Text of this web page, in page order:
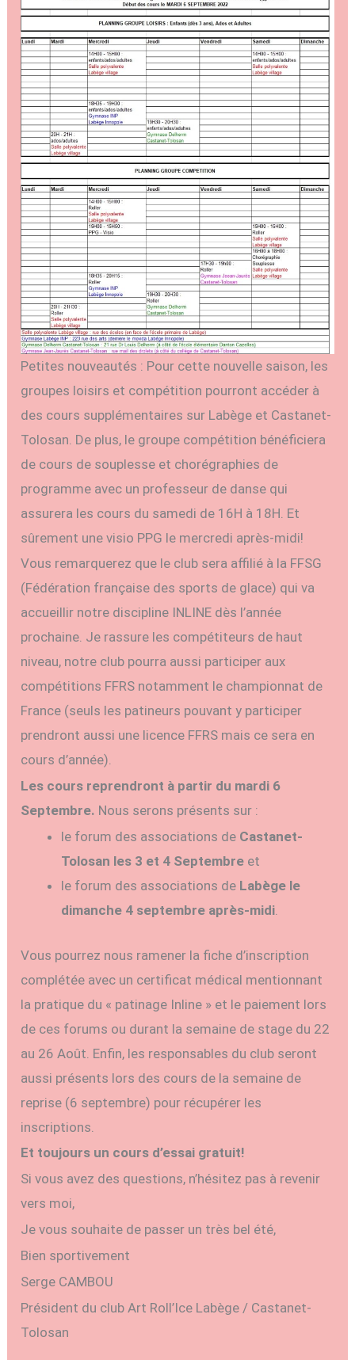
Petites nouveautés : Pour cette nouvelle saison, les
groupes loisirs et compétition pourront accéder à
des cours supplémentaires sur Labège et Castanet-
Tolosan. De plus, le groupe compétition bénéficiera
de cours de souplesse et chorégraphies de
programme avec un professeur de danse qui
assurera les cours du samedi de 16H à 18H. Et
sûrement une visio PPG le mercredi après-midi!
Vous remarquerez que le club sera affilié à la FFSG
(Fédération française des sports de glace) qui va
accueillir notre discipline INLINE dès l’année
prochaine. Je rassure les compétiteurs de haut
niveau, notre club pourra aussi participer aux
compétitions FFRS notamment le championnat de
France (seuls les patineurs pouvant y participer
prendront aussi une licence FFRS mais ce sera en
cours d’année).
Les cours reprendront à partir du mardi 6
Septembre. Nous serons présents sur :
le forum des associations de Castanet-
Tolosan les 3 et 4 Septembre et
le forum des associations de Labège le
dimanche 4 septembre après-midi.
Vous pourrez nous ramener la fiche d’inscription
complétée avec un certificat médical mentionnant
la pratique du « patinage Inline » et le paiement lors
de ces forums ou durant la semaine de stage du 22
au 26 Août. Enfin, les responsables du club seront
aussi présents lors des cours de la semaine de
reprise (6 septembre) pour récupérer les
inscriptions.
Et toujours un cours d’essai gratuit!
Si vous avez des questions, n’hésitez pas à revenir
vers moi,
Je vous souhaite de passer un très bel été,
Bien sportivement
Serge CAMBOU
Président du club Art Roll’Ice Labège / Castanet-
Tolosan